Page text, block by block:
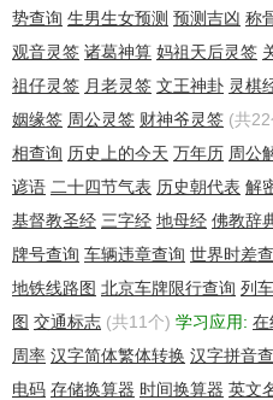
势查询 生男生女预测 预测吉凶 称
观音灵签 诸葛神算 妈祖天后灵签
祖仔灵签 月老灵签 文王神卦 灵棋
姻缘签 周公灵签 财神爷灵签 (共
相查询 历史上的今天 万年历 周公
谚语 二十四节气表 历史朝代表 解
基督教圣经 三字经 地母经 佛教辞
牌号查询 车辆违章查询 世界时差
地铁线路图 北京车牌限行查询 列
图 交通标志 (共11个) 学习应用: 在
周率 汉字简体繁体转换 汉字拼音
电码 存储换算器 时间换算器 英文